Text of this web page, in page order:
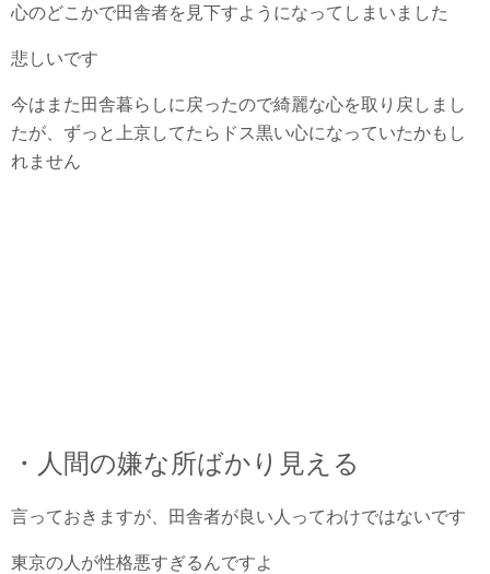
心のどこかで田舎者を見下すようになってしまいました
悲しいです
今はまた田舎暮らしに戻ったので綺麗な心を取り戻しまし
たが、ずっと上京してたらドス黒い心になっていたかもし
れません
・人間の嫌な所ばかり見える
言っておきますが、田舎者が良い人ってわけではないです
東京の人が性格悪すぎるんですよ